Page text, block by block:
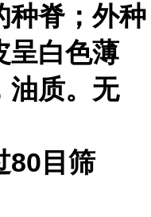
种脊；外种
呈白色薄
油质。无
80目筛